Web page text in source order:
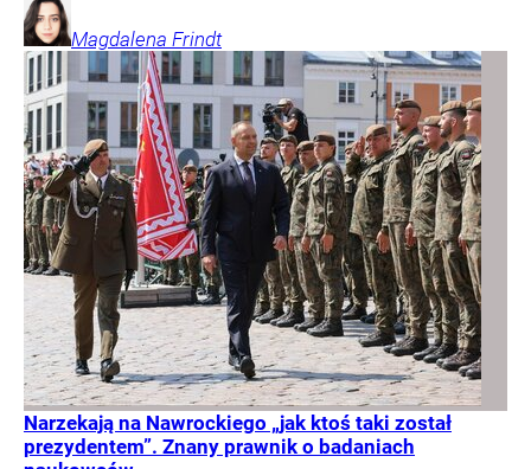
Magdalena Frindt
Narzekają na Nawrockiego „jak ktoś taki został
prezydentem”. Znany prawnik o badaniach